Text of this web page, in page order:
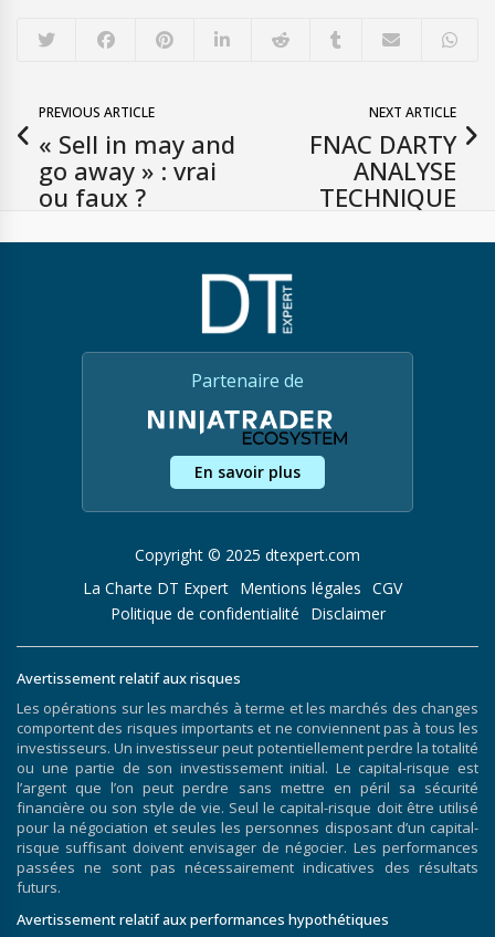
PREVIOUS ARTICLE
« Sell in may and
go away » : vrai
ou faux ?
NEXT ARTICLE
FNAC DARTY
ANALYSE
TECHNIQUE
Partenaire de
En savoir plus
Copyright © 2025 dtexpert.com
La Charte DT Expert
Mentions légales CGV
Politique de confidentialité
Disclaimer
Avertissement relatif aux risques
Les opérations sur les marchés à terme et les marchés des changes
comportent des risques importants et ne conviennent pas à tous les
investisseurs. Un investisseur peut potentiellement perdre la totalité
ou une partie de son investissement initial. Le capital-risque est
l’argent que l’on peut perdre sans mettre en péril sa sécurité
financière ou son style de vie. Seul le capital-risque doit être utilisé
pour la négociation et seules les personnes disposant d’un capital-
risque suffisant doivent envisager de négocier. Les performances
passées ne sont pas nécessairement indicatives des résultats
futurs.
Avertissement relatif aux performances hypothétiques